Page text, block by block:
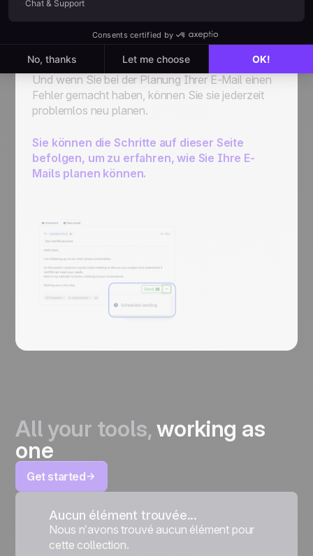
zu klicken, müssen Sie auf"Geplantes
Senden“klicken.So einfach ist das!
Und wenn Sie bei der Planung Ihrer E-Mail einen
Fehler gemacht haben, können Sie sie jederzeit
problemlos neu planen.
Sie können die Schritte auf dieser Seite
befolgen, um zu erfahren, wie Sie Ihre E-
Mails planen können.
All your tools,working as
one
Get started
Aucun élément trouvée...
Nous n’avons trouvé aucun élément pour
cette collection.